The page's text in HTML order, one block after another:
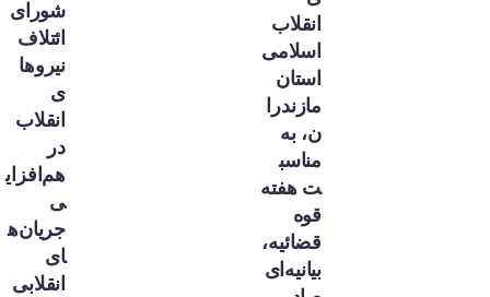
انقلاب
اسلامی
استان
مازندرا
ن، به
مناسب
ت هفته
قوه
قضائیه،
بیانیه‌ای
شورای
ائتلاف
نیروها
ی
انقلاب
در
هم‌افزای
ی
جریان‌ه
ای
انقلابی